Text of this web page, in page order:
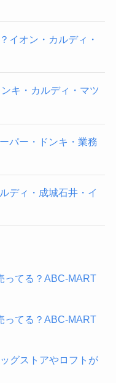
イオン・カルディ・
キ・カルディ・マツ
パー・ドンキ・業務
ディ・成城石井・イ
ってる？ABC-MART
ってる？ABC-MART
グストアやロフトが